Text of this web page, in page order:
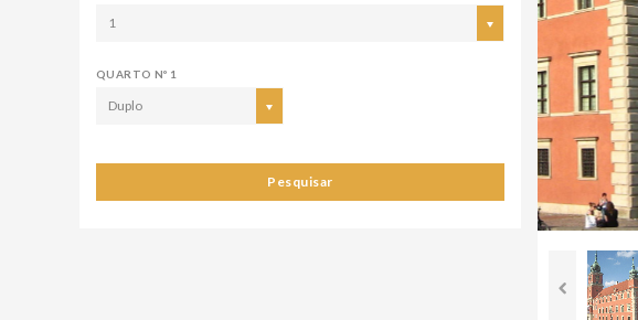
1
QUARTO Nº 1
Duplo
Pesquisar